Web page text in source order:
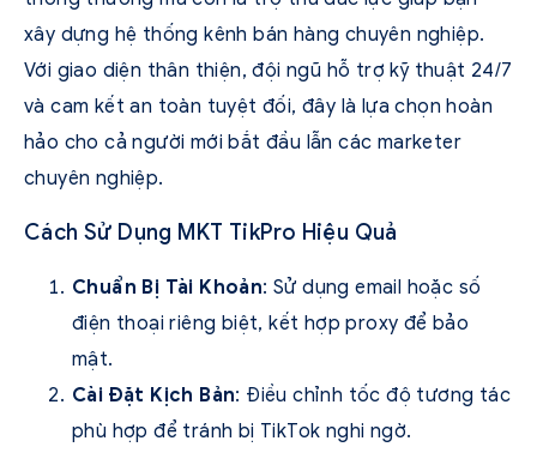
xây dựng hệ thống kênh bán hàng chuyên nghiệp.
Với giao diện thân thiện, đội ngũ hỗ trợ kỹ thuật 24/7
và cam kết an toàn tuyệt đối, đây là lựa chọn hoàn
hảo cho cả người mới bắt đầu lẫn các marketer
chuyên nghiệp.
Cách Sử Dụng MKT TikPro Hiệu Quả
Chuẩn Bị Tài Khoản: Sử dụng email hoặc số
điện thoại riêng biệt, kết hợp proxy để bảo
mật.
Cài Đặt Kịch Bản: Điều chỉnh tốc độ tương tác
phù hợp để tránh bị TikTok nghi ngờ.